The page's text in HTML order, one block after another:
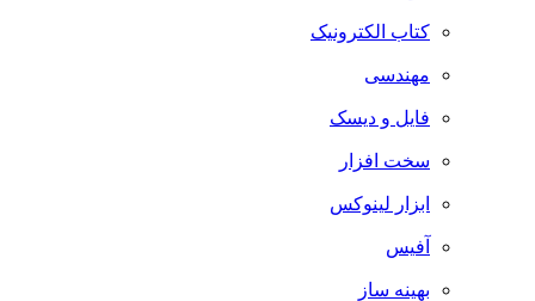
کتاب الکترونیک
مهندسی
فایل و دیسک
سخت افزار
ابزار لینوکس
آفیس
بهینه ساز